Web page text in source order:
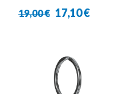
Short ( x3 )
19,00 € 17,10 €